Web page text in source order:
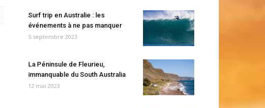
Surf trip en Australie : les
événements à ne pas manquer
5 septembre 2023
La Péninsule de Fleurieu,
immanquable du South Australia
12 mai 2023